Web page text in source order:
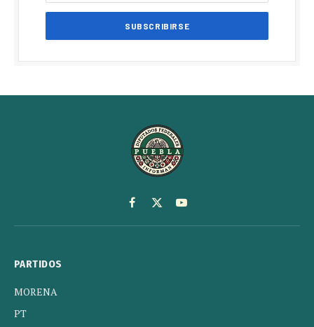
Facebook
X
(Twitter)
YouTube
PARTIDOS
MORENA
PT